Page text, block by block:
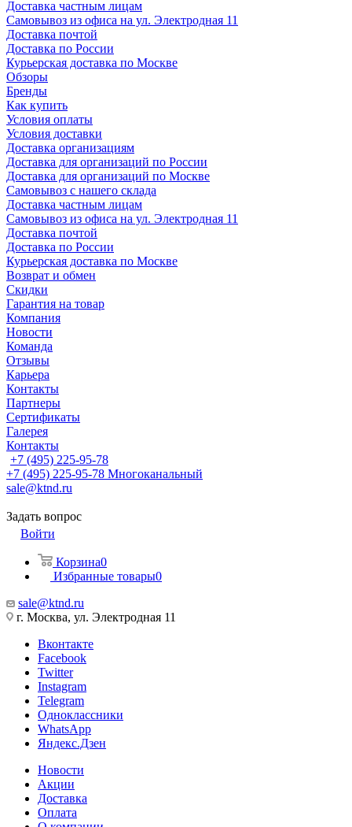
Доставка частным лицам
Самовывоз из офиса на ул. Электродная 11
Доставка почтой
Доставка по России
Курьерская доставка по Москве
Обзоры
Бренды
Как купить
Условия оплаты
Условия доставки
Доставка организациям
Доставка для организаций по России
Доставка для организаций по Москве
Самовывоз с нашего склада
Доставка частным лицам
Самовывоз из офиса на ул. Электродная 11
Доставка почтой
Доставка по России
Курьерская доставка по Москве
Возврат и обмен
Скидки
Гарантия на товар
Компания
Новости
Команда
Отзывы
Карьера
Контакты
Партнеры
Сертификаты
Галерея
Контакты
+7 (495) 225-95-78
+7 (495) 225-95-78 Многоканальный
sale@ktnd.ru
Задать вопрос
Войти
Корзина0
Избранные товары0
sale@ktnd.ru
г. Москва, ул. Электродная 11
Вконтакте
Facebook
Twitter
Instagram
Telegram
Одноклассники
WhatsApp
Яндекс.Дзен
Новости
Акции
Доставка
Оплата